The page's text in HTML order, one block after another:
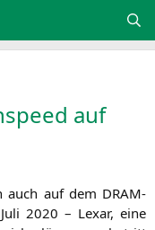
auf
auch auf dem DRAM-
2020 – Lexar, eine